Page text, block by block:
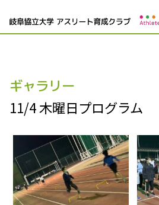
ギャラリー
11/4 木曜日プログラム